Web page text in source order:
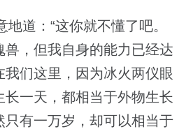
道：“这你就不懂了吧。
，但我自身的能力已经达
们这里，因为冰火两仪眼
长一天，都相当于外物生长
只有一万岁，却可以相当于